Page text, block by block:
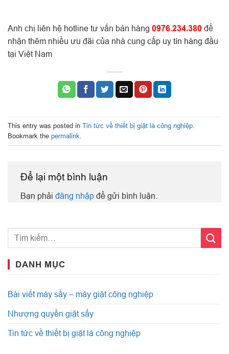
Anh chị liên hệ hotline tư vấn bán hàng 0976.234.380 để
nhận thêm nhiều ưu đãi của nhà cung cấp uy tín hàng đầu
tại Việt Nam
This entry was posted in Tin tức về thiết bị giặt là công nghiệp.
Bookmark the permalink.
Để lại một bình luận
Bạn phải đăng nhập để gửi bình luận.
DANH MỤC
Bài viết máy sấy – máy giặt công nghiệp
Nhượng quyền giặt sấy
Tin tức về thiết bị giặt là công nghiệp